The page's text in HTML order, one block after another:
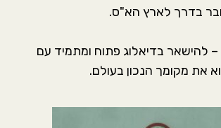
בדרך לארץ הא"ס.
להישאר בדיאלוג פתוח ומתמיד עם
את מקומך הנכון בעולם.